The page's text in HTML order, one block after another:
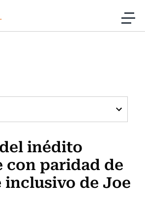
al contenido
y TV Usach
inédito
con paridad de
inclusivo de Joe